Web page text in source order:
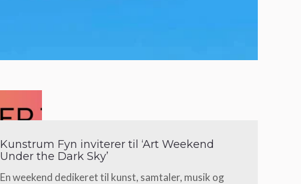
Kunstrum Fyn inviterer til ‘Art Weekend
Under the Dark Sky’
En weekend dedikeret til kunst, samtaler, musik og